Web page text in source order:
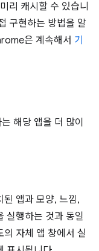
리 캐시할 수 있습니
구현하는 방법을 알
은 계속해서 기
해당 앱을 더 많이
앱과 모양, 느낌,
실행하는 것과 동일
자체 앱 창에서 실